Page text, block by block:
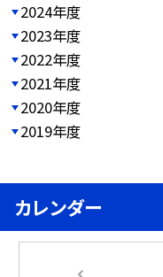
2024年度
2023年度
2022年度
2021年度
2020年度
2019年度
カレンダー